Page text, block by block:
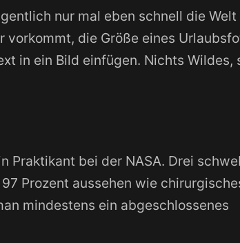
nur mal eben schnell die Welt
die Größe eines
in ein Bild einfügen. Nichts Wildes,
Praktikant bei der NASA. Drei
Prozent aussehen wie
mindestens ein abgeschlossenes